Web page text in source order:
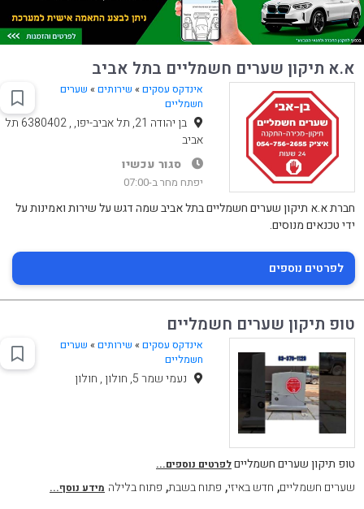
א.א תיקון שערים חשמליים בתל אביב
אינדקס עסקים » שירותים» שערים
חשמליים
בן יהודה 21, תל אביב-יפו, , 6380402 תל
אביב
סגור עכשיו
יפתח מחר ב-07:00
חברת א.א תיקון שערים חשמליים בתל אביב שמה דגש על שירות ואמינות על
ידי טכנאים מנוסים.
לפרטים נוספים
טופ תיקון שערים חשמליים
אינדקס עסקים » שירותים» שערים
חשמליים
נעמי שמר 5, חולון , חולון
טופ תיקון שערים חשמלייםלפרטים נוספים...
שערים חשמליים, חדש באיזי, פתוח בשבת, פתוח בלילה מידע נוסף...